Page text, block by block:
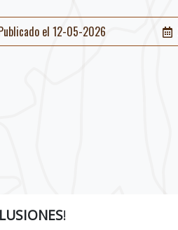
el 12-05-2026
!